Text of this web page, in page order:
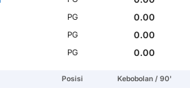
PG
0.00
PG
0.00
PG 0.00
Posisi Kebobolan / 90'